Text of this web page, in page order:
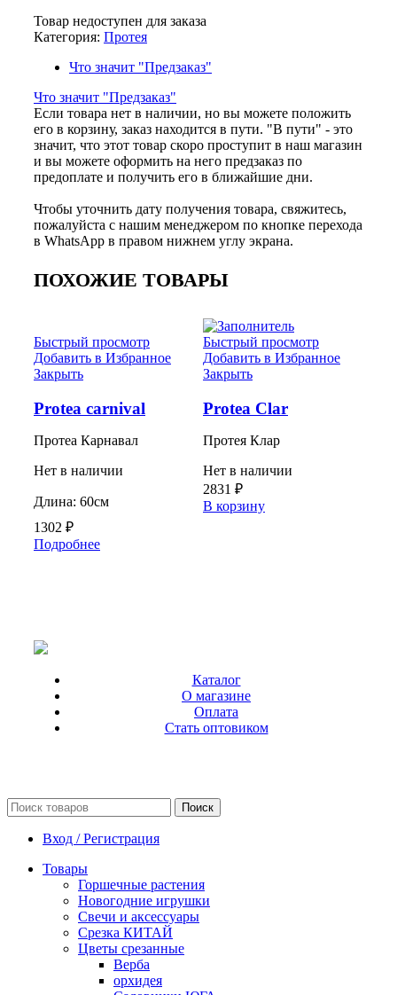
Товар недоступен для заказа
Категория: Протея
Что значит "Предзаказ"
Что значит "Предзаказ"
Если товара нет в наличии, но вы можете положить
его в корзину, заказ находится в пути. "В пути" - это
значит, что этот товар скоро проступит в наш магазин
и вы можете оформить на него предзаказ по
предоплате и получить его в ближайшие дни.
Чтобы уточнить дату получения товара, свяжитесь,
пожалуйста с нашим менеджером по кнопке перехода
в WhatsApp в правом нижнем углу экрана.
ПОХОЖИЕ ТОВАРЫ
Быстрый просмотр
Добавить в Избранное
Закрыть
Protea carnival
Протеа Карнавал
Нет в наличии
Длина: 60см
1302 ₽
Подробнее
Быстрый просмотр
Добавить в Избранное
Закрыть
Protea Clar
Протея Клар
Нет в наличии
2831 ₽
В корзину
Каталог
О магазине
Оплата
Стать оптовиком
Поиск
Вход / Регистрация
Товары
Горшечные растения
Новогодние игрушки
Свечи и аксессуары
Срезка КИТАЙ
Цветы срезанные
Верба
орхидея